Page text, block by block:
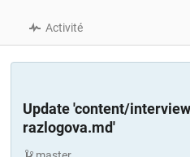
Activité
Update 'content/
razlogova.md'